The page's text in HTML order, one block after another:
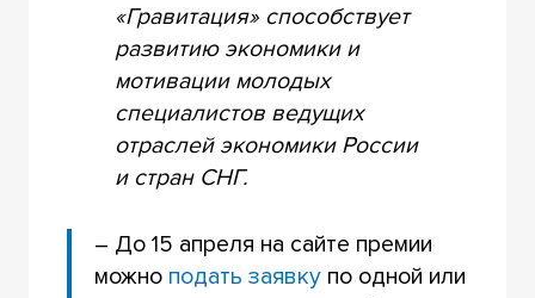
«Гравитация» способствует
развитию экономики и
мотивации молодых
специалистов ведущих
отраслей экономики России
и стран СНГ.
– До 15 апреля на сайте премии
можно подать заявку по одной или